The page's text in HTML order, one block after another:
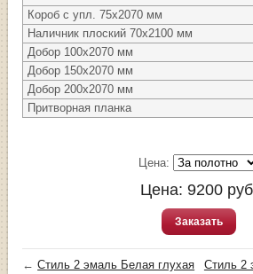
Короб с упл. 75х2070 мм
Наличник плоский 70х2100 мм
Добор 100х2070 мм
Добор 150х2070 мм
Добор 200х2070 мм
Притворная планка
Цена:
Цена: 9200
Заказать
←Стиль 2 эмаль Белая глухая Стиль 2